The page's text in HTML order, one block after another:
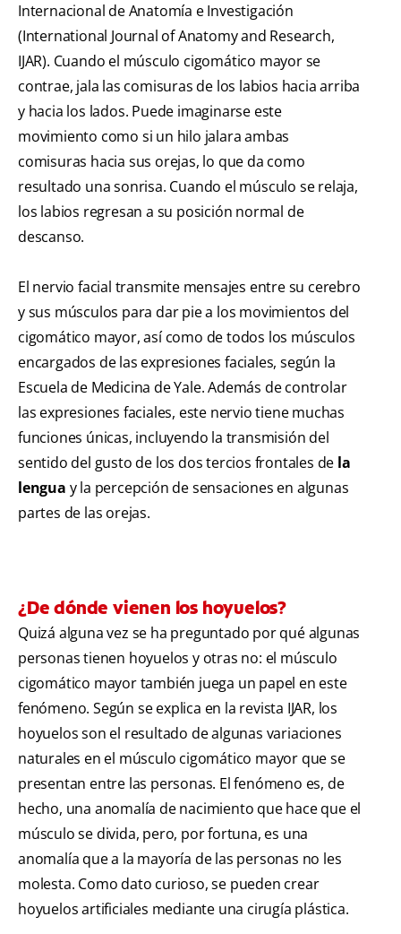
Internacional de Anatomía e Investigación
(International Journal of Anatomy and Research,
IJAR). Cuando el músculo cigomático mayor se
contrae, jala las comisuras de los labios hacia arriba
y hacia los lados. Puede imaginarse este
movimiento como si un hilo jalara ambas
comisuras hacia sus orejas, lo que da como
resultado una sonrisa. Cuando el músculo se relaja,
los labios regresan a su posición normal de
descanso.
El nervio facial transmite mensajes entre su cerebro
y sus músculos para dar pie a los movimientos del
cigomático mayor, así como de todos los músculos
encargados de las expresiones faciales, según la
Escuela de Medicina de Yale. Además de controlar
las expresiones faciales, este nervio tiene muchas
funciones únicas, incluyendo la transmisión del
sentido del gusto de los dos tercios frontales de la
lengua y la percepción de sensaciones en algunas
partes de las orejas.
¿De dónde vienen los hoyuelos?
Quizá alguna vez se ha preguntado por qué algunas
personas tienen hoyuelos y otras no: el músculo
cigomático mayor también juega un papel en este
fenómeno. Según se explica en la revista IJAR, los
hoyuelos son el resultado de algunas variaciones
naturales en el músculo cigomático mayor que se
presentan entre las personas. El fenómeno es, de
hecho, una anomalía de nacimiento que hace que el
músculo se divida, pero, por fortuna, es una
anomalía que a la mayoría de las personas no les
molesta. Como dato curioso, se pueden crear
hoyuelos artificiales mediante una cirugía plástica.